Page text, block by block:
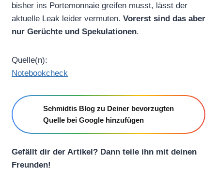
bisher ins Portemonnaie greifen musst, lässt der
aktuelle Leak leider vermuten. Vorerst sind das aber
nur Gerüchte und Spekulationen.
Quelle(n):
Notebookcheck
Schmidtis Blog zu Deiner bevorzugten
Quelle bei Google hinzufügen
Gefällt dir der Artikel? Dann teile ihn mit deinen
Freunden!